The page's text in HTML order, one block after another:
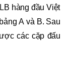
hàng đầu Việt
A và B. Sau
các cặp đấu